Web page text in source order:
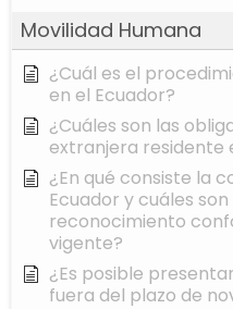
Movilidad Humana
¿Cuál es el
en el Ecuador?
¿Cuáles son las
extranjera residente
¿En qué consiste la
Ecuador y cuáles
reconocimiento
vigente?
¿Es posible
fuera del plazo de